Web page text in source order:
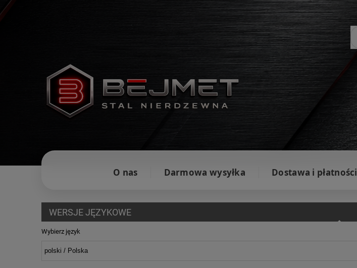
O nas Darmowa wysyłka Dostawa i płatności
WERSJE JĘZYKOWE
Wybierz język